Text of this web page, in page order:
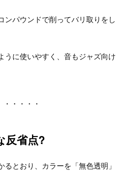
ンパウンドで削ってバリ取りをし
うに使いやすく、音もジャズ向け
・・・・・
反省点?
るとおり、カラーを「無色透明」